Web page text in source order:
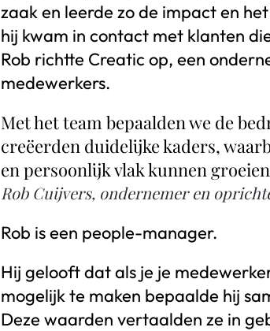
zaak en leerde zo de impact en
hij kwam in contact met klanten
Rob richtte Creatic op, een
medewerkers.
Met het team bepaalden we de
creëerden duidelijke kaders,
en persoonlijk vlak kunnen
Rob Cuijvers, ondernemer en
Rob is een people-manager.
Hij gelooft dat als je je
mogelijk te maken bepaalde hij
Deze waarden vertaalden ze in